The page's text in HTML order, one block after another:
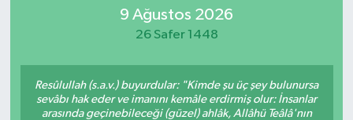
9 Ağustos 2026
26 Safer 1448
Resûlullah (s.a.v.) buyurdular: "Kimde şu üç şey bulunursa
sevâbı hak eder ve imanını kemâle erdirmiş olur: İnsanlar
arasında geçinebileceği (güzel) ahlâk, Allâhü Teâlâ'nın